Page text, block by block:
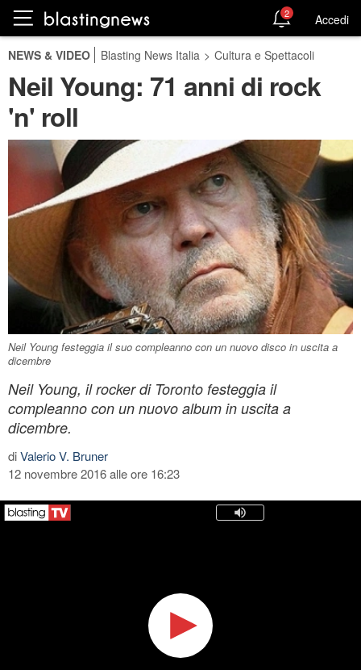
2 Accedi
NEWS & VIDEO Blasting News Italia > Cultura e Spettacoli
Neil Young: 71 anni di rock
'n' roll
Neil Young festeggia il suo compleanno con un nuovo disco in uscita a
dicembre
Neil Young, il rocker di Toronto festeggia il
compleanno con un nuovo album in uscita a
dicembre.
diValerio V. Bruner
12 novembre 2016 alle ore 16:23